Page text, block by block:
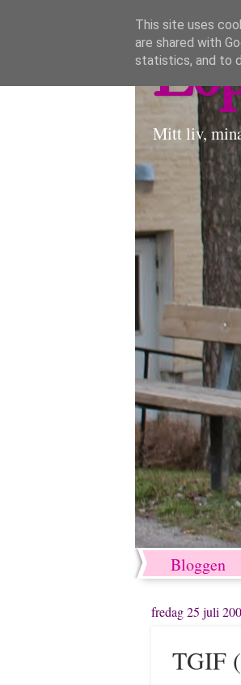
Mitt liv,
Bloggen
fredag 25 juli
TGIF
This site uses
are shared with
statistics, and to